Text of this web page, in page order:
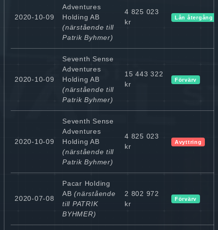
2020-10-09
Adventures
Holding AB
(närstående till
Patrik Byhmer)
4 825 023
kr
Lån återgång
2020-10-09
Seventh Sense
Adventures
Holding AB
(närstående till
Patrik Byhmer)
15 443 322
kr
Förvärv
2020-10-09
Seventh Sense
Adventures
Holding AB
(närstående till
Patrik Byhmer)
4 825 023
kr
Avyttring
2020-07-08
Pacar Holding
AB (närstående
till PATRIK
BYHMER)
2 802 972
kr
Förvärv